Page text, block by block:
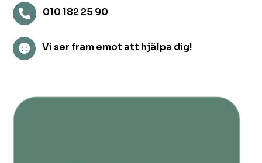
 010 182 25 90
 Vi ser fram emot att hjälpa dig!